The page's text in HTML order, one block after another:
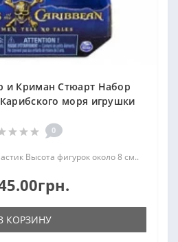
и Криман Стюарт Набор
моря игрушки
0
Высота фигурок около 8 см..
КОРЗИНУ